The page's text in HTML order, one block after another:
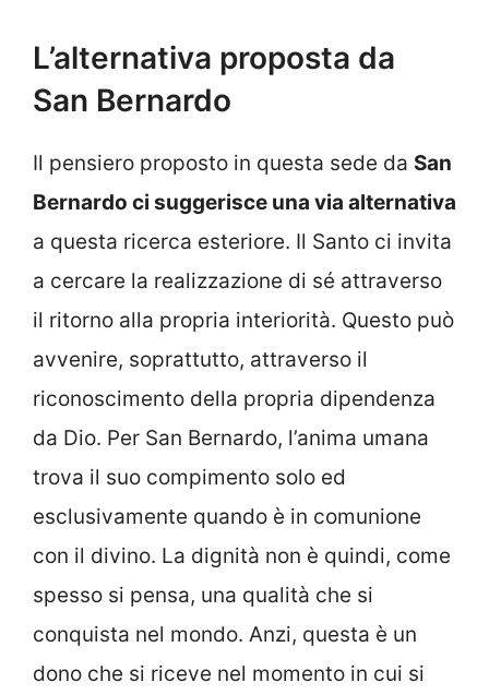
L’alternativa proposta da
San Bernardo
Il pensiero proposto in questa sede da San
Bernardo ci suggerisce una via alternativa
a questa ricerca esteriore. Il Santo ci invita
a cercare la realizzazione di sé attraverso
il ritorno alla propria interiorità. Questo può
avvenire, soprattutto, attraverso il
riconoscimento della propria dipendenza
da Dio. Per San Bernardo, l’anima umana
trova il suo compimento solo ed
esclusivamente quando è in comunione
con il divino. La dignità non è quindi, come
spesso si pensa, una qualità che si
conquista nel mondo. Anzi, questa è un
dono che si riceve nel momento in cui si